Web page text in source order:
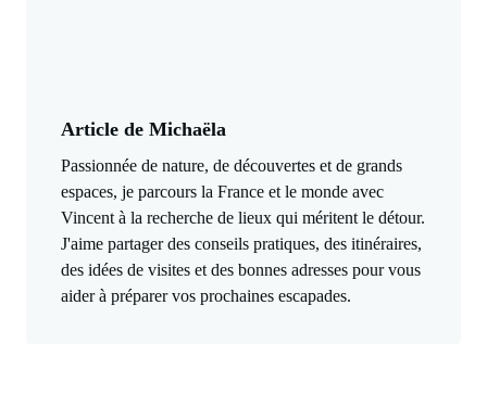
Article de Michaëla
Passionnée de nature, de découvertes et de grands
espaces, je parcours la France et le monde avec
Vincent à la recherche de lieux qui méritent le détour.
J'aime partager des conseils pratiques, des itinéraires,
des idées de visites et des bonnes adresses pour vous
aider à préparer vos prochaines escapades.